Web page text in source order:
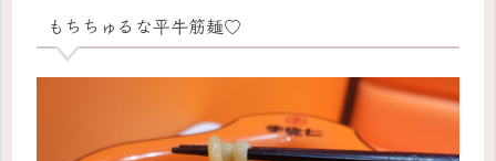
もちちゅるな平牛筋麺♡